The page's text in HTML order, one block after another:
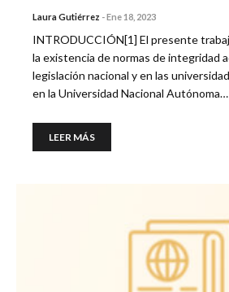
Laura Gutiérrez -Ene 18, 2023
INTRODUCCIÓN[1] El presente
la existencia de normas de integridad
legislación nacional y en las
en la Universidad Nacional Autónoma…
LEER MÁS